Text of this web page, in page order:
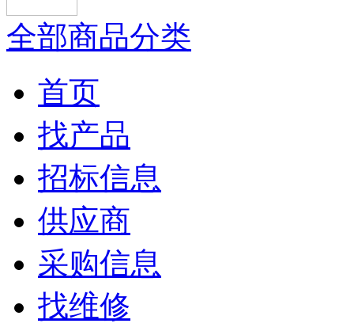
全部商品分类
首页
找产品
招标信息
供应商
采购信息
找维修